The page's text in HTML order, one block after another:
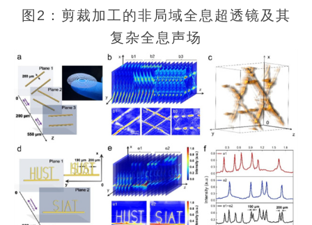
图2：剪裁加工的非局域全息超透镜及其
复杂全息声场